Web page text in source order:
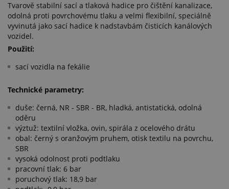
Tvarově stabilní sací a tlaková hadice pro čištění kanalizace,
odolná proti povrchovému tlaku a velmi flexibilní, speciálně
vyvinutá jako sací hadice k nadstavbám čisticích kanálových
vozidel.
Použití:
sací vozidla na fekálie
Technické parametry:
duše: černá, NR - SBR - BR, hladká, antistatická, odolná
oděru
výztuž: textilní vložka, ovin, spirála z ocelového drátu
obal: černý s oranžovým pruhem, otisk textilu na povrchu,
SBR
vysoká odolnost proti podtlaku
pracovní tlak: 6 bar
poruchový tlak: 18,9 bar